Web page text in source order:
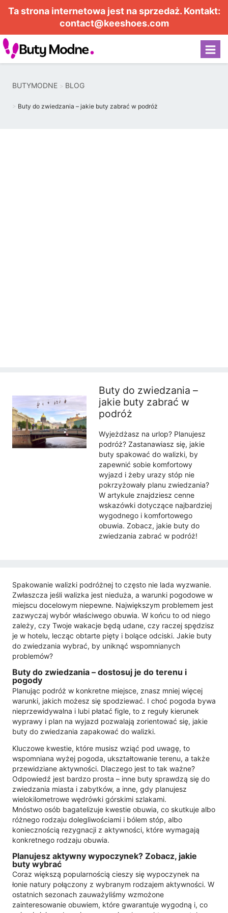
Ta strona internetowa jest na sprzedaż. Kontakt:
contact@keeshoes.com
BUTYMODNE BLOG
Buty do zwiedzania – jakie buty zabrać w podróż
Buty do zwiedzania –
jakie buty zabrać w
podróż
Wyjeżdżasz na urlop? Planujesz
podróż? Zastanawiasz się, jakie
buty spakować do walizki, by
zapewnić sobie komfortowy
wyjazd i żeby urazy stóp nie
pokrzyżowały planu zwiedzania?
W artykule znajdziesz cenne
wskazówki dotyczące najbardziej
wygodnego i komfortowego
obuwia. Zobacz, jakie buty do
zwiedzania zabrać w podróż!
Spakowanie walizki podróżnej to często nie lada wyzwanie.
Zwłaszcza jeśli walizka jest nieduża, a warunki pogodowe w
miejscu docelowym niepewne. Największym problemem jest
zazwyczaj wybór właściwego obuwia. W końcu to od niego
zależy, czy Twoje wakacje będą udane, czy raczej spędzisz
je w hotelu, lecząc obtarte pięty i bolące odciski. Jakie buty
do zwiedzania wybrać, by uniknąć wspomnianych
problemów?
Buty do zwiedzania – dostosuj je do terenu i
pogody
Planując podróż w konkretne miejsce, znasz mniej więcej
warunki, jakich możesz się spodziewać. I choć pogoda bywa
nieprzewidywalna i lubi płatać figle, to z reguły kierunek
wyprawy i plan na wyjazd pozwalają zorientować się, jakie
buty do zwiedzania zapakować do walizki.
Kluczowe kwestie, które musisz wziąć pod uwagę, to
wspomniana wyżej pogoda, ukształtowanie terenu, a także
przewidziane aktywności. Dlaczego jest to tak ważne?
Odpowiedź jest bardzo prosta – inne buty sprawdzą się do
zwiedzania miasta i zabytków, a inne, gdy planujesz
wielokilometrowe wędrówki górskimi szlakami.
Mnóstwo osób bagatelizuje kwestie obuwia, co skutkuje albo
różnego rodzaju dolegliwościami i bólem stóp, albo
koniecznością rezygnacji z aktywności, które wymagają
konkretnego rodzaju obuwia.
Planujesz aktywny wypoczynek? Zobacz, jakie
buty wybrać
Coraz większą popularnością cieszy się wypoczynek na
łonie natury połączony z wybranym rodzajem aktywności. W
ostatnich sezonach zauważyliśmy wzmożone
zainteresowanie obuwiem, które gwarantuje wygodną i, co